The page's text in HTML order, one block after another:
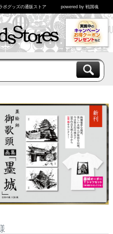
ボグッズの通販ストア powered by 戦国魂